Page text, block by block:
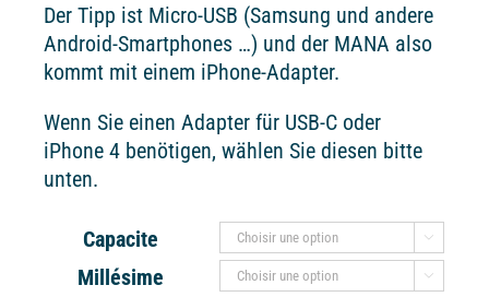
Der Tipp ist Micro-USB (Samsung und andere
Android-Smartphones …) und der MANA also
kommt mit einem iPhone-Adapter.
Wenn Sie einen Adapter für USB-C oder
iPhone 4 benötigen, wählen Sie diesen bitte
unten.
Capacite 
Millésime 